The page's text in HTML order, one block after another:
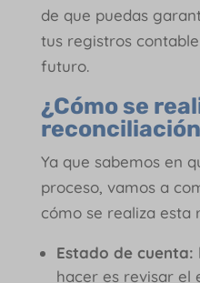
de que puedas
tus registros
futuro.
¿Cómo se
Ya que sabemos en
proceso, vamos a
cómo se realiza esta
Estado de cuenta:
hacer es revisar el